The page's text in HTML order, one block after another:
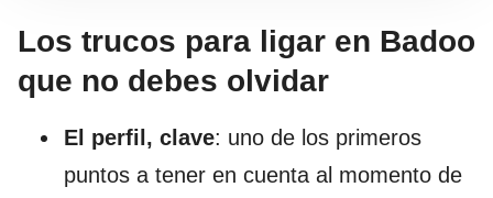
Los trucos para ligar en Badoo
que no debes olvidar
El perfil, clave: uno de los primeros
puntos a tener en cuenta al momento de